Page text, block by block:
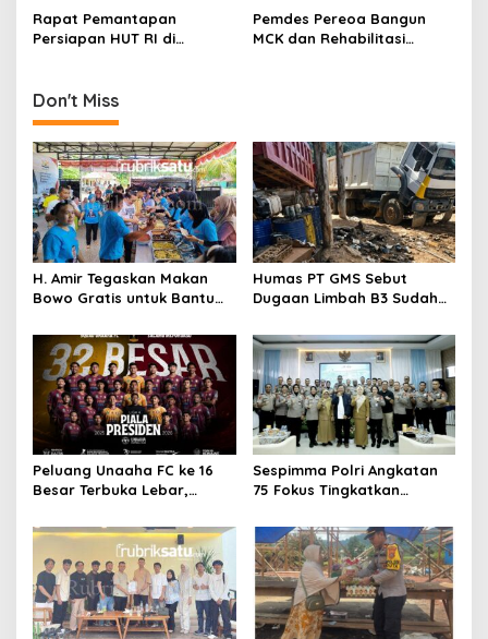
Desa 2024
Rapat Pemantapan
Persiapan HUT RI di
Membuka Pekan Olahraga
dan Seni
Pemdes Pereoa Bangun
MCK dan Rehabilitasi
Don't Miss
H. Amir Tegaskan Makan
Bowo Gratis untuk Bantu
Program Pemerintah
Humas PT GMS Sebut
Dugaan Limbah B3 Sudah
Namun Tak Tunjukkan
Dokumen
Peluang Unaaha FC ke 16
Besar Terbuka Lebar,
Statistik
Sespimma Polri Angkatan
75 Fokus Tingkatkan
Kekerasan Seksual Anak